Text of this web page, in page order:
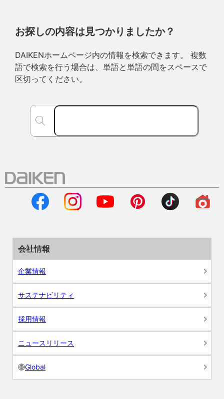
お探しの内容は見つかりましたか？
DAIKENホームページ内の情報を検索できます。 複数
語で検索を行う場合は、単語と単語の間をスペースで
区切ってください。
会社情報
企業情報
サステナビリティ
採用情報
ニュースリリース
Global